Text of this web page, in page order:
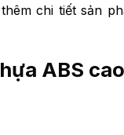
chi tiết sản
ABS